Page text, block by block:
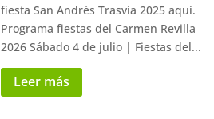
fiesta San Andrés Trasvía 2025 aquí.
Programa fiestas del Carmen Revilla
2026 Sábado 4 de julio | Fiestas del...
Leer más